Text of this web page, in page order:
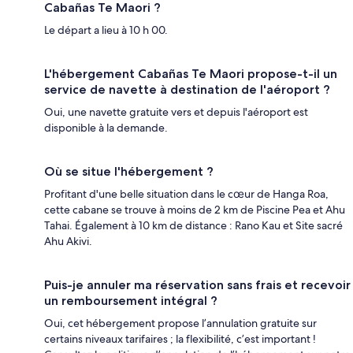
Cabañas Te Maori ?
Le départ a lieu à 10 h 00.
L'hébergement Cabañas Te Maori propose-t-il un
service de navette à destination de l'aéroport ?
Oui, une navette gratuite vers et depuis l'aéroport est
disponible à la demande.
Où se situe l'hébergement ?
Profitant d'une belle situation dans le cœur de Hanga Roa,
cette cabane se trouve à moins de 2 km de Piscine Pea et Ahu
Tahai. Également à 10 km de distance : Rano Kau et Site sacré
Ahu Akivi.
Puis-je annuler ma réservation sans frais et recevoir
un remboursement intégral ?
Oui, cet hébergement propose l’annulation gratuite sur
certains niveaux tarifaires ; la flexibilité, c’est important !